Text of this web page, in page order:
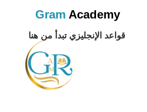
Gram Academy
قواعد الإنجليزي تبدأ من هنا